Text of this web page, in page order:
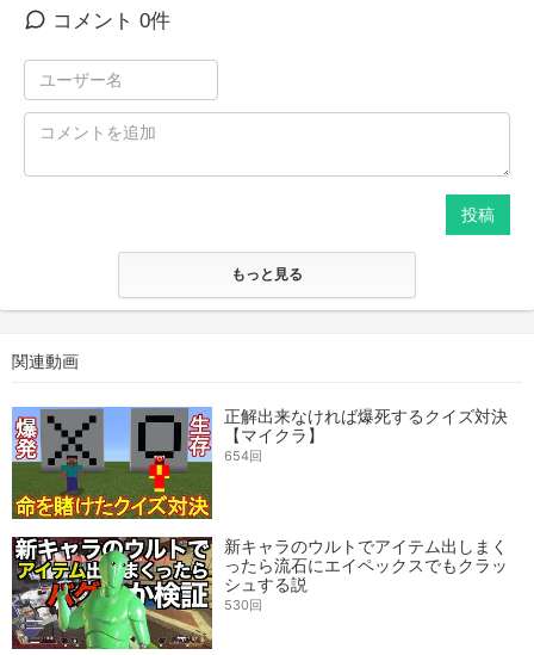
コメント 0件
投稿
もっと見る
関連動画
正解出来なければ爆死するクイズ対決
【マイクラ】
654回
新キャラのウルトでアイテム出しまく
ったら流石にエイペックスでもクラッ
シュする説
530回